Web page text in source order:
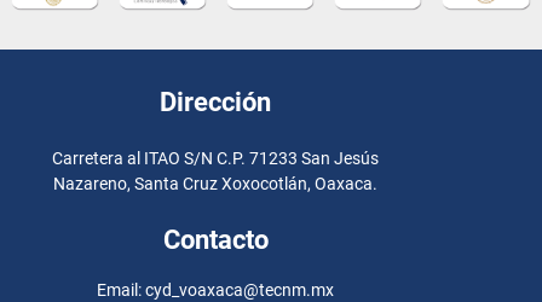
Dirección
Carretera al ITAO S/N C.P. 71233 San Jesús
Nazareno, Santa Cruz Xoxocotlán, Oaxaca.
Contacto
Email: cyd_voaxaca@tecnm.mx